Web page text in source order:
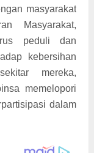
masyarakat
Masyarakat,
peduli dan
kebersihan
mereka,
memelopori
dalam